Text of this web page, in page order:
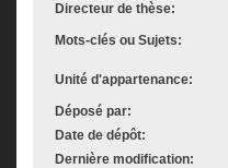
Directeur de thèse:
Mots-clés ou Sujets:
Unité d'appartenance:
Déposé par:
Date de dépôt:
Dernière modification: